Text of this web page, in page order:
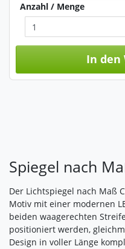
Datenschutz
Anzahl / Menge
In den
Spiegel nach
Der Lichtspiegel nach Maß
Motiv mit einer modernen
beiden waagerechten
positioniert werden,
Design in voller Länge